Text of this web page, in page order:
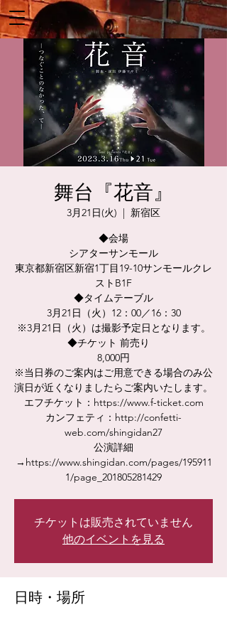
舞台『花音』
3月21日(火)
  |
新宿区
◆会場
シアターサンモール
東京都新宿区新宿1丁目19-10サンモールクレ
ストB1F
◆タイムテーブル
3月21日（火）12：00／16：30
※3月21日（火）は撮影予定日となります。
◆チケット 前売り
8,000円
※当日券のご案内はご用意できる場合のみ公
演日が近くなりましたらご案内いたします。
エフチケット：https://www.f-ticket.com
カンフェティ：http://confetti-
web.com/shingidan27
公演詳細
→https://www.shingidan.com/pages/195911
1/page_201805281429
チケットは販売されていません
他のイベントを見る
日時・場所